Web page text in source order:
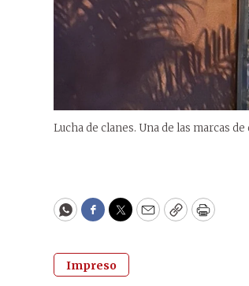
Lucha de clanes. Una de las marcas
WhatsApp
Facebook
Twitter
EmailCopyPrint
Impreso